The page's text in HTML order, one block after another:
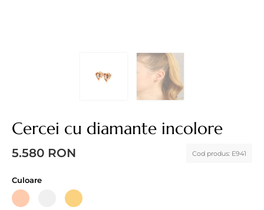
Cercei cu diamante incolore
Cod produs: E941
5.580 RON
Culoare